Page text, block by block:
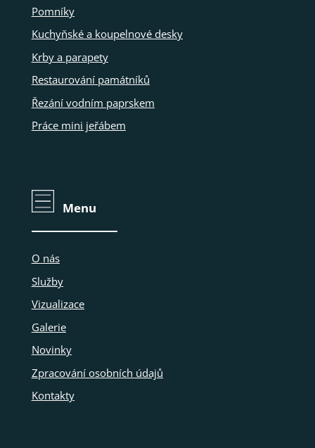
Pomníky
Kuchyňské a koupelnové desky
Krby a parapety
Restaurování památníků
Řezání vodním paprskem
Práce mini jeřábem
Menu
O nás
Služby
Vizualizace
Galerie
Novinky
Zpracování osobních údajů
Kontakty